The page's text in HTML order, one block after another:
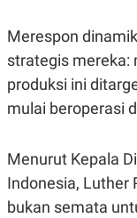
Y
I
D
L
A
N
A
N
A
N
C
K
I
N
A
E
M
I
Merespon
strategis mereka:
produksi ini
mulai beroperasi
Menurut Kepala
Indonesia, Luther
bukan semata